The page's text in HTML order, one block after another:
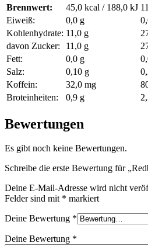
Brennwert:
45,0 kcal / 188,0 kJ
Eiweiß:
0,0 g
Kohlenhydrate: 11,0 g
davon Zucker:
11,0 g
Fett:
0,0 g
Salz:
0,10 g
Koffein:
32,0 mg
Broteinheiten:
0,9 g
Bewertungen
Es gibt noch keine Bewertungen.
Schreibe die erste Bewertung für
Deine E-Mail-Adresse wird nicht
Felder sind mit * markiert
Deine Bewertung *
Deine Bewertung *